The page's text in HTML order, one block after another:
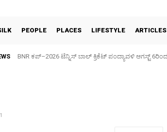
PEOPLE PLACES LIFESTYLE ARTICLES
ಆದಿಶಕ್ತಿ ಮಳ್ಳೂರಾಂಭ ದೇವಿಯ ಜಯಂತೋತ್ಸವ ಸಂಭ್ರಮ